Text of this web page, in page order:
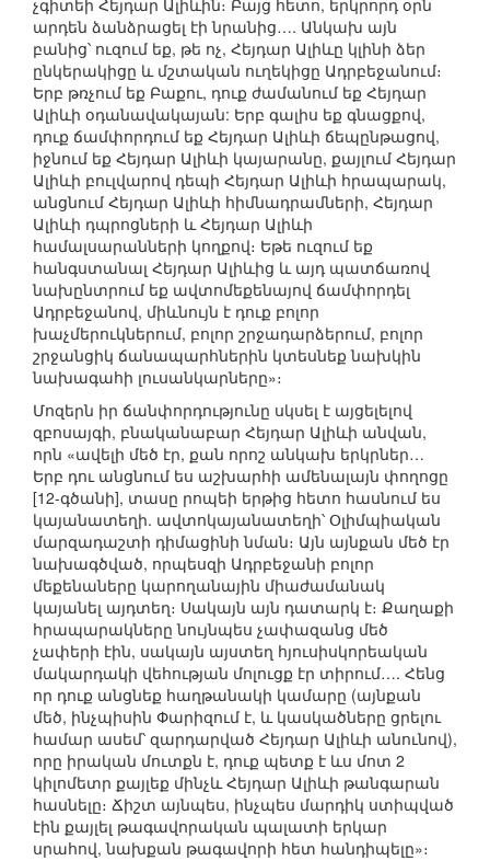
չգիտեի Հեյդար Ալիևին։ Բայց հետո, երկրորդ օրն
արդեն ձանձրացել էի նրանից…. Անկախ այն
բանից՝ ուզում եք, թե ոչ, Հեյդար Ալիևը կլինի ձեր
ընկերակիցը և մշտական ուղեկիցը Ադրբեջանում։
Երբ թռչում եք Բաքու, դուք ժամանում եք Հեյդար
Ալիևի օդանավակայան: Երբ գալիս եք գնացքով,
դուք ճամփորդում եք Հեյդար Ալիևի ճեպընթացով,
իջնում եք Հեյդար Ալիևի կայարանը, քայլում Հեյդար
Ալիևի բուլվարով դեպի Հեյդար Ալիևի հրապարակ,
անցնում Հեյդար Ալիևի հիմնադրամների, Հեյդար
Ալիևի դպրոցների և Հեյդար Ալիևի
համալսարանների կողքով։ Եթե ուզում եք
հանգստանալ Հեյդար Ալիևից և այդ պատճառով
նախընտրում եք ավտոմեքենայով ճամփորդել
Ադրբեջանով, միևնույն է դուք բոլոր
խաչմերուկներում, բոլոր շրջադարձերում, բոլոր
շրջանցիկ ճանապարհներին կտեսնեք նախկին
նախագահի լուսանկարները»։
Մոզերն իր ճանփորդությունը սկսել է այցելելով
զբոսայգի, բնականաբար Հեյդար Ալիևի անվան,
որն «ավելի մեծ էր, քան որոշ անկախ երկրներ…
Երբ դու անցնում ես աշխարհի ամենալայն փողոցը
[12-գծանի], տասը րոպեի երթից հետո հասնում ես
կայանատեղի. ավտոկայանատեղի՝ Օլիմպիական
մարզադաշտի դիմացինի նման։ Այն այնքան մեծ էր
նախագծված, որպեսզի Ադրբեջանի բոլոր
մեքենաները կարողանային միաժամանակ
կայանել այդտեղ։ Սակայն այն դատարկ է։ Քաղաքի
հրապարակները նույնպես չափազանց մեծ
չափերի էին, սակայն այստեղ հյուսիսկորեական
մակարդակի վեհության մոլուցք էր տիրում…. Հենց
որ դուք անցնեք հաղթանակի կամարը (այնքան
մեծ, ինչպիսին Փարիզում է, և կասկածները ցրելու
համար ասեմ՝ զարդարված Հեյդար Ալիևի անունով),
որը իրական մուտքն է, դուք պետք է ևս մոտ 2
կիլոմետր քայլեք մինչև Հեյդար Ալիևի թանգարան
հասնելը։ Ճիշտ այնպես, ինչպես մարդիկ ստիպված
էին քայլել թագավորական պալատի երկար
սրահով, նախքան թագավորի հետ հանդիպելը»։